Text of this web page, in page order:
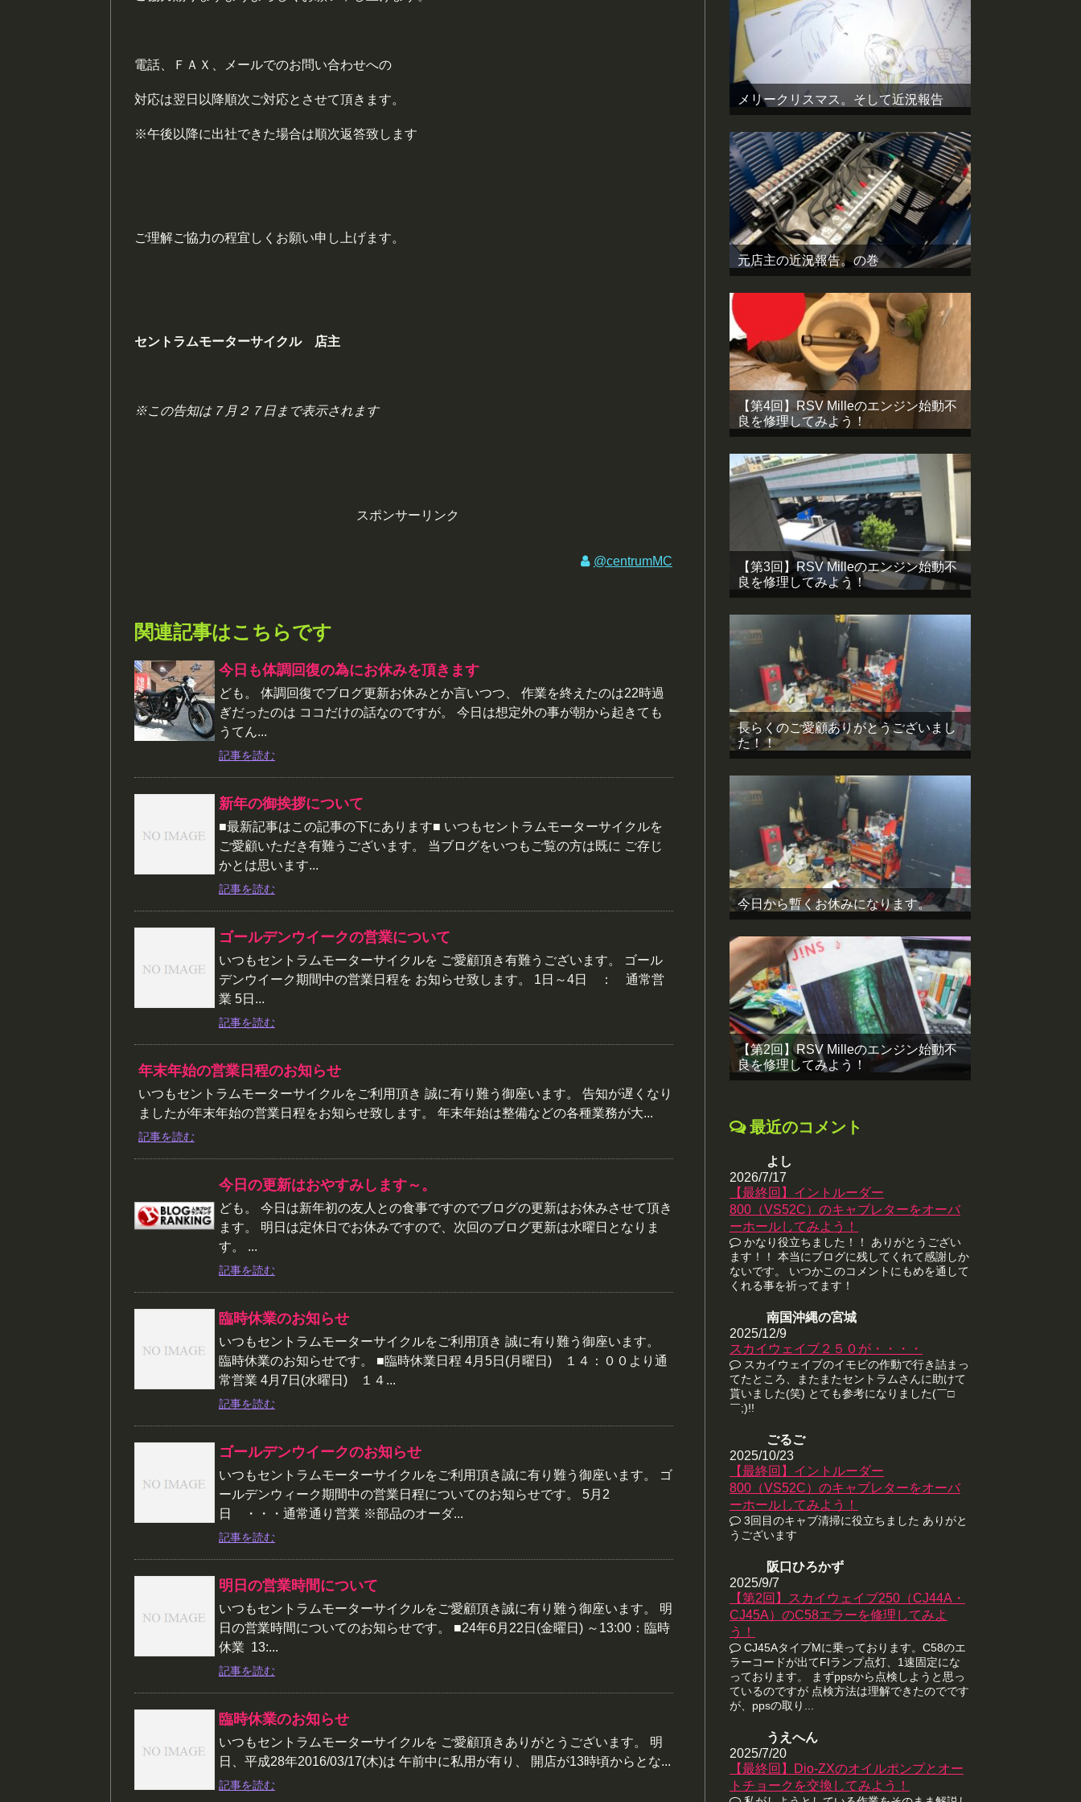
電話、ＦＡＸ、メールでのお問い合わせへの
対応は翌日以降順次ご対応とさせて頂きます。
※午後以降に出社できた場合は順次返答致します
ご理解ご協力の程宜しくお願い申し上げます。
セントラムモーターサイクル 店主
※この告知は７月２７日まで表示されます
スポンサーリンク
@centrumMC
関連記事はこちらです
今日も体調回復の為にお休みを頂きます
ども。 体調回復でブログ更新お休みとか言いつつ、 作業を終えたのは22時過
ぎだったのは ココだけの話なのですが。 今日は想定外の事が朝から起きても
うてん...
記事を読む
新年の御挨拶について
■最新記事はこの記事の下にあります■ いつもセントラムモーターサイクルを
ご愛顧いただき有難うございます。 当ブログをいつもご覧の方は既に ご存じ
かとは思います...
記事を読む
ゴールデンウイークの営業について
いつもセントラムモーターサイクルを ご愛顧頂き有難うございます。 ゴール
デンウイーク期間中の営業日程を お知らせ致します。 1日～4日 ： 通常営
業 5日...
記事を読む
年末年始の営業日程のお知らせ
いつもセントラムモーターサイクルをご利用頂き 誠に有り難う御座います。 告知が遅くなり
ましたが年末年始の営業日程をお知らせ致します。 年末年始は整備などの各種業務が大...
記事を読む
今日の更新はおやすみします～。
ども。 今日は新年初の友人との食事ですのでブログの更新はお休みさせて頂き
ます。 明日は定休日でお休みですので、次回のブログ更新は水曜日となりま
す。 ...
記事を読む
臨時休業のお知らせ
いつもセントラムモーターサイクルをご利用頂き 誠に有り難う御座います。
臨時休業のお知らせです。 ■臨時休業日程 4月5日(月曜日) １４：００より通
常営業 4月7日(水曜日) １４...
記事を読む
ゴールデンウイークのお知らせ
いつもセントラムモーターサイクルをご利用頂き誠に有り難う御座います。 ゴ
ールデンウィーク期間中の営業日程についてのお知らせです。 5月2
日 ・・・通常通り営業 ※部品のオーダ...
記事を読む
明日の営業時間について
いつもセントラムモーターサイクルをご愛顧頂き誠に有り難う御座います。 明
日の営業時間についてのお知らせです。 ■24年6月22日(金曜日) ～13:00：臨時
休業 13:...
記事を読む
臨時休業のお知らせ
いつもセントラムモーターサイクルを ご愛顧頂きありがとうございます。 明
日、平成28年2016/03/17(木)は 午前中に私用が有り、 開店が13時頃からとな...
記事を読む
メリークリスマス。そして近況報告
元店主の近況報告。の巻
【第4回】RSV Milleのエンジン始動不
良を修理してみよう！
【第3回】RSV Milleのエンジン始動不
良を修理してみよう！
長らくのご愛顧ありがとうございまし
た！！
今日から暫くお休みになります。
【第2回】RSV Milleのエンジン始動不
良を修理してみよう！
最近のコメント
よし
2026/7/17
【最終回】イントルーダー
800（VS52C）のキャブレターをオーバ
ーホールしてみよう！
かなり役立ちました！！ ありがとうござい
ます！！ 本当にブログに残してくれて感謝しか
ないです。 いつかこのコメントにもめを通して
くれる事を祈ってます！
南国沖縄の宮城
2025/12/9
スカイウェイブ２５０が・・・・
スカイウェイブのイモビの作動で行き詰まっ
てたところ、またまたセントラムさんに助けて
貰いました(笑) とても参考になりました(￣□
￣;)!!
ごるご
2025/10/23
【最終回】イントルーダー
800（VS52C）のキャブレターをオーバ
ーホールしてみよう！
3回目のキャブ清掃に役立ちました ありがと
うございます
阪口ひろかず
2025/9/7
【第2回】スカイウェイブ250（CJ44A・
CJ45A）のC58エラーを修理してみよ
う！
CJ45AタイプMに乗っております。C58のエ
ラーコードが出てFIランプ点灯、1速固定にな
っております。 まずppsから点検しようと思っ
ているのですが 点検方法は理解できたのでです
が、ppsの取り...
うえへん
2025/7/20
【最終回】Dio-ZXのオイルポンプとオー
トチョークを交換してみよう！